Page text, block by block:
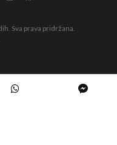
Sva prava pridržana.